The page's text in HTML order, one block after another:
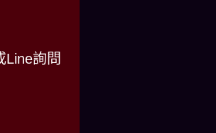
Line詢問